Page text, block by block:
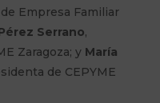
Empresa Familiar
Serrano,
Zaragoza; y María
de CEPYME